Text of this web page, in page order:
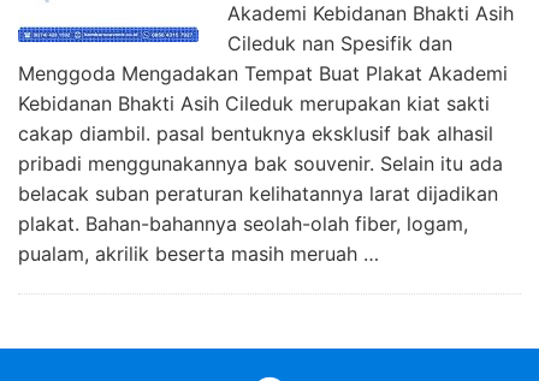
Akademi Kebidanan Bhakti Asih
Cileduk nan Spesifik dan
Menggoda Mengadakan Tempat Buat Plakat Akademi
Kebidanan Bhakti Asih Cileduk merupakan kiat sakti
cakap diambil. pasal bentuknya eksklusif bak alhasil
pribadi menggunakannya bak souvenir. Selain itu ada
belacak suban peraturan kelihatannya larat dijadikan
plakat. Bahan-bahannya seolah-olah fiber, logam,
pualam, akrilik beserta masih meruah …